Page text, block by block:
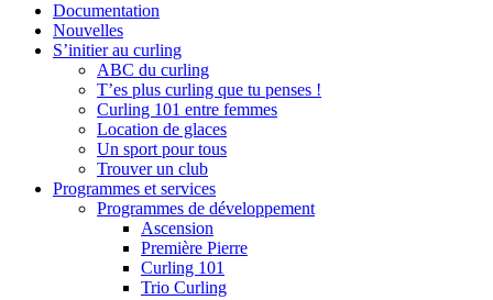
Documentation
Nouvelles
S’initier au curling
ABC du curling
T’es plus curling que tu penses !
Curling 101 entre femmes
Location de glaces
Un sport pour tous
Trouver un club
Programmes et services
Programmes de développement
Ascension
Première Pierre
Curling 101
Trio Curling